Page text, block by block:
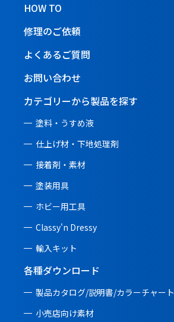
HOW TO
修理のご依頼
よくあるご質問
お問い合わせ
カテゴリーから製品を探す
塗料・うすめ液
仕上げ材・下地処理剤
接着剤・素材
塗装用具
ホビー用工具
Classy'n Dressy
輸入キット
各種ダウンロード
製品カタログ/説明書/カラーチャート
小売店向け素材